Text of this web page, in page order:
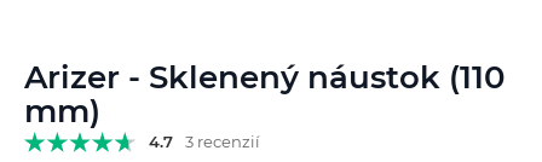
Arizer - Sklenený náustok (110
mm)
4.7 3 recenzií
na
začiatok
galérie
obrázkov